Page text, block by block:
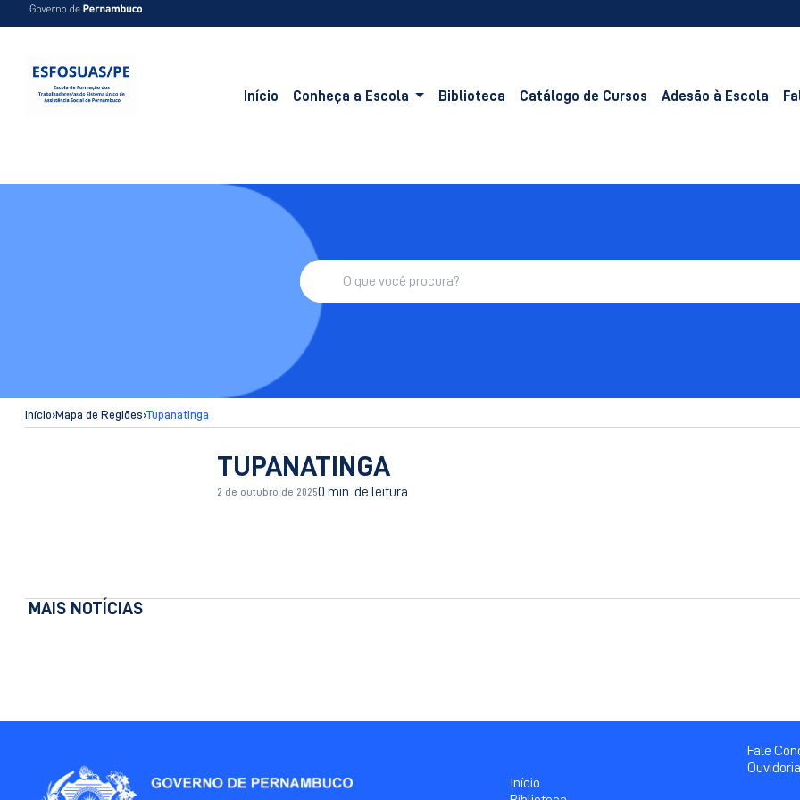
Início Conheça a Escola Biblioteca Catálogo de Cursos Adesão à Escola
Início›Mapa de Regiões›Tupanatinga
TUPANATINGA
2 de outubro de 20250 min. de leitura
MAIS NOTÍCIAS
Início
Fale
Ouvidoria